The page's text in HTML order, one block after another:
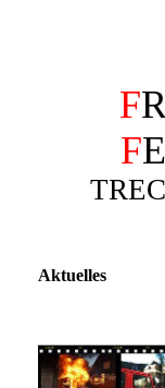
F
F
Aktuelles